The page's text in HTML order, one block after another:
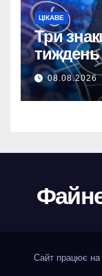
ЦІКАВЕ
Три
тиждень
08.08.2026
Сайт працює на